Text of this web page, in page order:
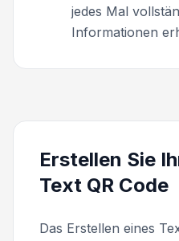
jedes Mal
Informationen
Erstellen Sie
Text QR Code
Das Erstellen eines